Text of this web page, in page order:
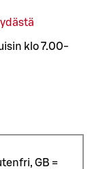
klo 7.00-
GB =